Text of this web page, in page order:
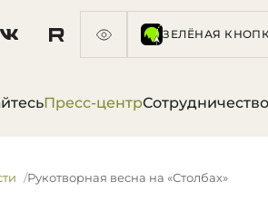
ЗЕЛЁНАЯ
Пресс-центрСотрудничество
Рукотворная весна на «Столбах»